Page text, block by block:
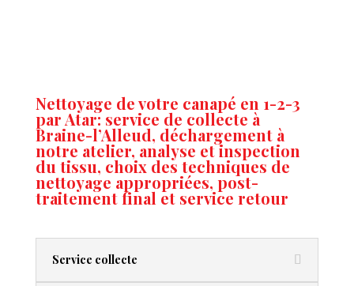
Nettoyage de votre canapé en 1-2-3
par Atar: service de collecte à
Braine-l’Alleud, déchargement à
notre atelier, analyse et inspection
du tissu, choix des techniques de
nettoyage appropriées, post-
traitement final et service retour
Service collecte